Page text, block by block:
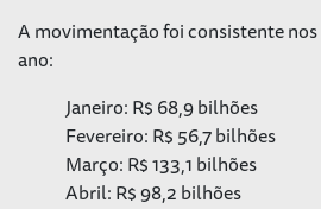
A movimentação foi consistente
ano:
Janeiro: R$ 68,9 bilhões
Fevereiro: R$ 56,7 bilhões
Março: R$ 133,1 bilhões
Abril: R$ 98,2 bilhões